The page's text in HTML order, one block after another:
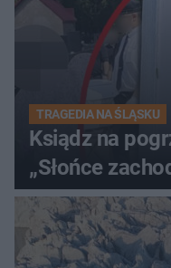
TRAGEDIA NA ŚLĄSKU
Ksiądz na
„Słońce